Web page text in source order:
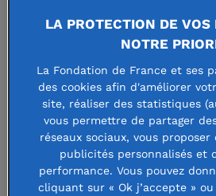
LA PROTECTION DE VOS
NOTRE
La Fondation de France et ses
des cookies afin d'améliorer
site, réaliser des statistiques
vous permettre de partager
réseaux sociaux, vous
publicités personnalisés et
performance. Vous pouvez
cliquant sur « Ok j’accepte »